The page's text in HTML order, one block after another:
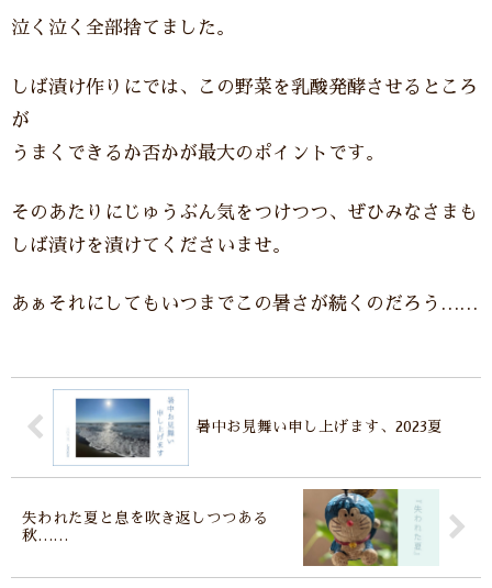
泣く泣く全部捨てました。
しば漬け作りにでは、この野菜を乳酸発酵させるところ
が
うまくできるか否かが最大のポイントです。
そのあたりにじゅうぶん気をつけつつ、ぜひみなさまも
しば漬けを漬けてくださいませ。
あぁそれにしてもいつまでこの暑さが続くのだろう……
暑中お見舞い申し上げます、2023夏
失われた夏と息を吹き返しつつある
秋……